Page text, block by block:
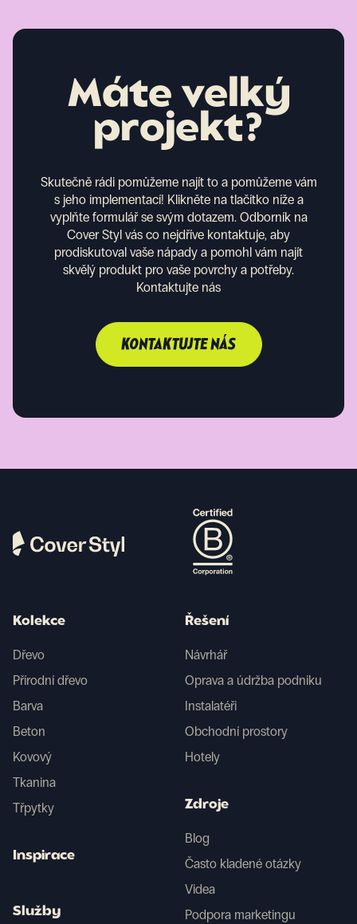
Máte velký
projekt?
Skutečně rádi pomůžeme najít to a pomůžeme vám
s jeho implementací! Klikněte na tlačítko níže a
vyplňte formulář se svým dotazem. Odborník na
Cover Styl vás co nejdříve kontaktuje, aby
prodiskutoval vaše nápady a pomohl vám najít
skvělý produkt pro vaše povrchy a potřeby.
Kontaktujte nás
KONTAKTUJTE NÁS
Kolekce
Dřevo
Přírodní dřevo
Barva
Beton
Kovový
Tkanina
Třpytky
Inspirace
Služby
Řešení
Návrhář
Oprava a údržba podniku
Instalatéři
Obchodní prostory
Hotely
Zdroje
Blog
Často kladené otázky
Videa
Podpora marketingu